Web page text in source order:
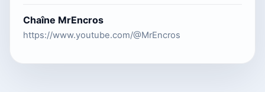
Chaîne MrEncros
https://www.youtube.com/@MrEncros